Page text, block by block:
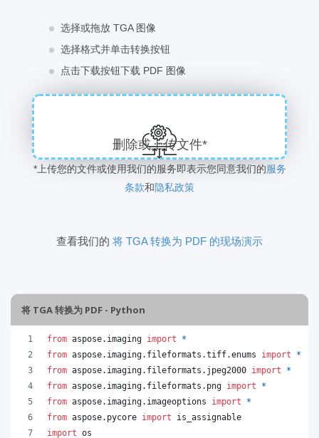
选择或拖放 TGA 图像
选择格式并单击转换按钮
点击下载按钮下载 PDF 图像
删除或上传文件*
*上传您的文件或使用我们的服务即表示您同意我们的服务
条款和隐私政策
查看我们的 将 TGA 转换为 PDF 的现场演示
将 TGA 转换为 PDF - Python
from aspose. imaging import
*
from aspose. imaging. fileformats .tiff.enums import
*
from aspose. imaging. fileformats . jpeg2000 import
*
from aspose. imaging. fileformats . png import
*
from aspose. imaging. imageoptions import
*
from aspose. pycore import
is_assignable
import os